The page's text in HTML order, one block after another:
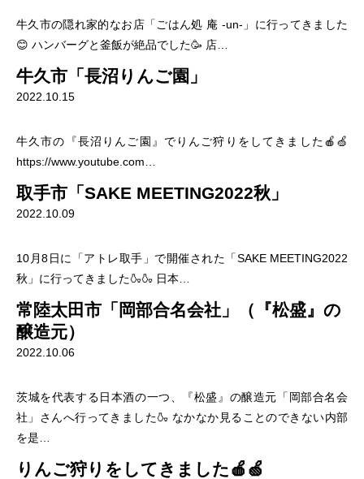
牛久市の隠れ家的なお店「ごはん処 庵 -un-」に行ってきました
😊 ハンバーグと釜飯が絶品でした🥳 店…
牛久市「長沼りんご園」
2022.10.15
牛久市の『長沼りんご園』でりんご狩りをしてきました🍎🍏
https://www.youtube.com…
取手市「SAKE MEETING2022秋」
2022.10.09
10月8日に「アトレ取手」で開催された「SAKE MEETING2022
秋」に行ってきました🍶🍶 日本…
常陸太田市「岡部合名会社」（『松盛』の
醸造元）
2022.10.06
茨城を代表する日本酒の一つ、『松盛』の醸造元「岡部合名会
社」さんへ行ってきました🍶 なかなか見ることのできない内部
を是…
りんご狩りをしてきました🍎🍏